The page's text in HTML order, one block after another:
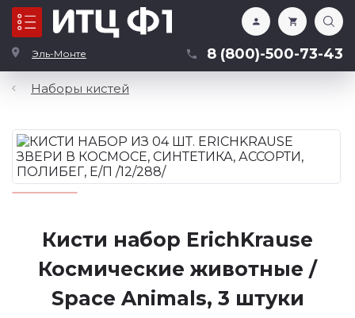
Эль-Монте 8 (800)-500-73-43
Каталог
Наборы кистей
Кисти набор ErichKrause
Космические животные /
Space Animals, 3 штуки